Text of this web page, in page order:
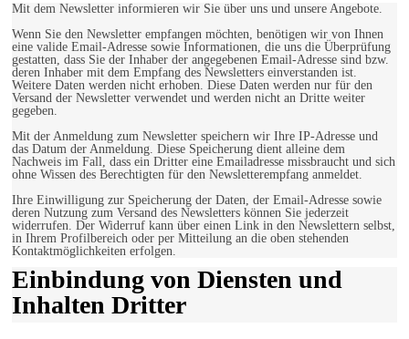
Mit dem Newsletter informieren wir Sie über uns und unsere Angebote.
Wenn Sie den Newsletter empfangen möchten, benötigen wir von Ihnen
eine valide Email-Adresse sowie Informationen, die uns die Überprüfung
gestatten, dass Sie der Inhaber der angegebenen Email-Adresse sind bzw.
deren Inhaber mit dem Empfang des Newsletters einverstanden ist.
Weitere Daten werden nicht erhoben. Diese Daten werden nur für den
Versand der Newsletter verwendet und werden nicht an Dritte weiter
gegeben.
Mit der Anmeldung zum Newsletter speichern wir Ihre IP-Adresse und
das Datum der Anmeldung. Diese Speicherung dient alleine dem
Nachweis im Fall, dass ein Dritter eine Emailadresse missbraucht und sich
ohne Wissen des Berechtigten für den Newsletterempfang anmeldet.
Ihre Einwilligung zur Speicherung der Daten, der Email-Adresse sowie
deren Nutzung zum Versand des Newsletters können Sie jederzeit
widerrufen. Der Widerruf kann über einen Link in den Newslettern selbst,
in Ihrem Profilbereich oder per Mitteilung an die oben stehenden
Kontaktmöglichkeiten erfolgen.
Einbindung von Diensten und
Inhalten Dritter